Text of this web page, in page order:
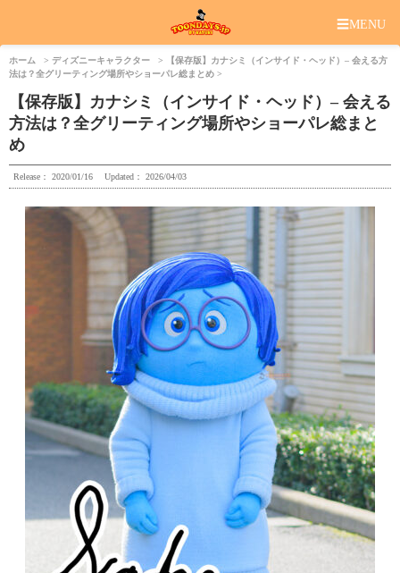
☰MENU
ホーム ディズニーキャラクター
【保存版】カナシミ（インサイド・ヘッド）– 会える方
法は？全グリーティング場所やショーパレ総まとめ
【保存版】カナシミ（インサイド・ヘッド）– 会える
方法は？全グリーティング場所やショーパレ総まと
め
Release： 2020/01/16 Updated： 2026/04/03